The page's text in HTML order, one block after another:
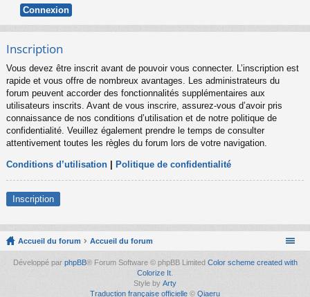
Inscription
Vous devez être inscrit avant de pouvoir vous connecter. L’inscription est
rapide et vous offre de nombreux avantages. Les administrateurs du
forum peuvent accorder des fonctionnalités supplémentaires aux
utilisateurs inscrits. Avant de vous inscrire, assurez-vous d’avoir pris
connaissance de nos conditions d’utilisation et de notre politique de
confidentialité. Veuillez également prendre le temps de consulter
attentivement toutes les règles du forum lors de votre navigation.
Conditions d’utilisation Politique de confidentialité
Inscription
Accueil du forum Accueil du forum
Développé par phpBB® Forum Software © phpBB Limited Color scheme created with
Colorize It.
Style by Arty
Traduction française officielle © Qiaeru